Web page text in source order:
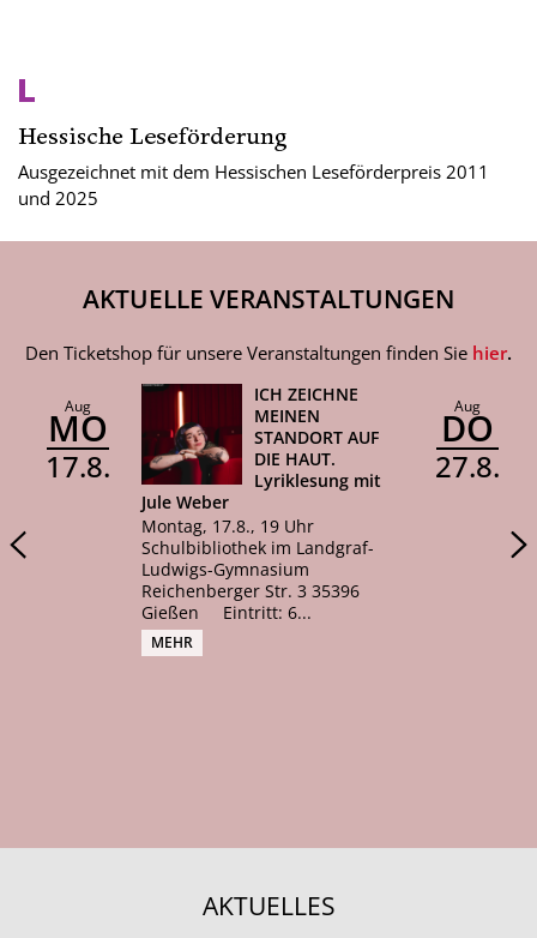
Ausgezeichnet mit dem Hessischen Leseförderpreis 2011
und 2025
AKTUELLE VERANSTALTUNGEN
Den Ticketshop für unsere Veranstaltungen finden Sie hier.
Aug
MO
17 8
ICH ZEICHNE
MEINEN
STANDORT AUF
DIE HAUT.
Lyriklesung mit
Jule Weber
Montag, 17.8., 19 Uhr
Schulbibliothek im Landgraf-
Ludwigs-Gymnasium
Reichenberger Str. 3 35396
Gießen Eintritt: 6...
MEHR
Aug
DO
27 8
AKTUELLES